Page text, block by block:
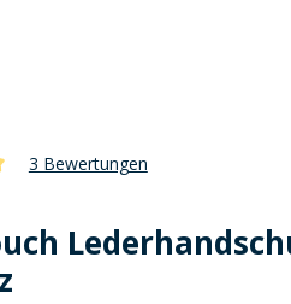
3 Bewertungen